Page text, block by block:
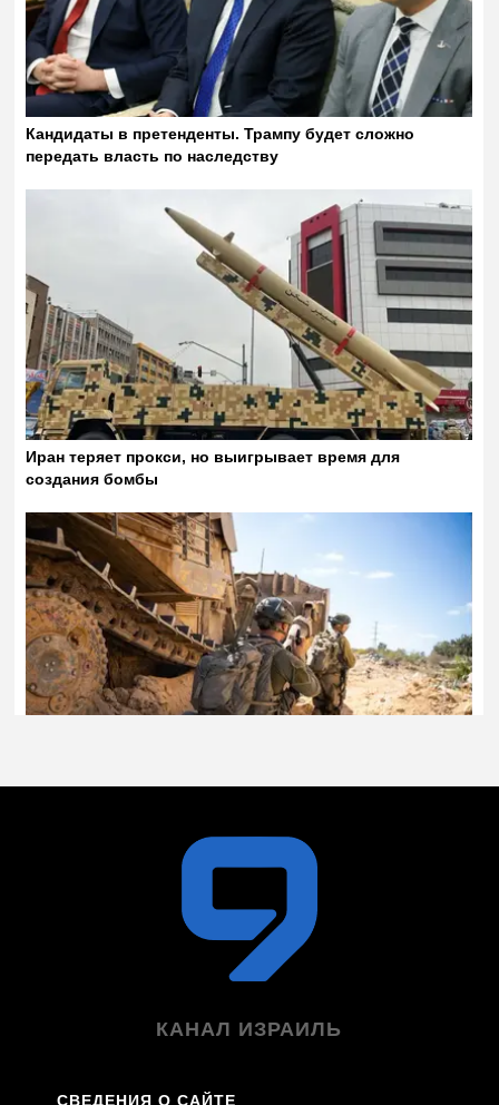
КАНАЛ ИЗРАИЛЬ
СВЕДЕНИЯ О САЙТЕ